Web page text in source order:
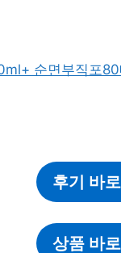
후기 바
상품 바